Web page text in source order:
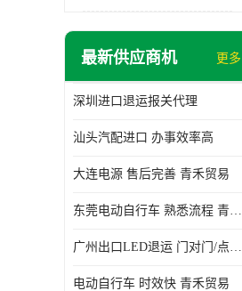
最新供应商机 更多
深圳进口退运报关代理
汕头汽配进口 办事效率高
大连电源 售后完善 青禾贸易
东莞电动自行车 熟悉流程 青禾贸易
广州出口LED退运 门对门/点对点
电动自行车 时效快 青禾贸易